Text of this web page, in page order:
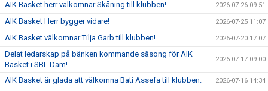
AIK Basket herr välkomnar Skåning till klubben! 2026-07-26 09:51
AIK Basket Herr bygger vidare! 2026-07-25 11:07
AIK Basket välkomnar Tilja Garb till klubben! 2026-07-20 17:07
Delat ledarskap på bänken kommande säsong för AIK
Basket i SBL Dam!
2026-07-17 09:00
AIK Basket är glada att välkomna Bati Assefa till klubben. 2026-07-16 14:34